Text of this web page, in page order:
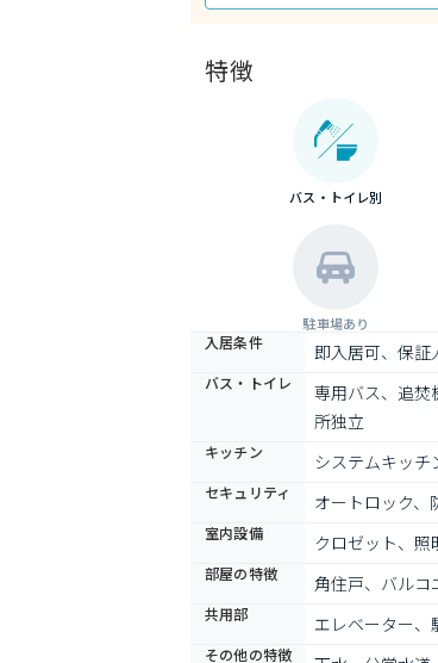
特徴
バス・トイレ別
駐車場あり
入居条件 即入居可、保証
バス・トイレ
専用バス、追焚
所独立
キッチン システムキッチ
セキュリティ オートロック、
室内設備 クロゼット、照
部屋の特徴 角住戸、バルコ
共用部 エレベーター、
その他の特徴